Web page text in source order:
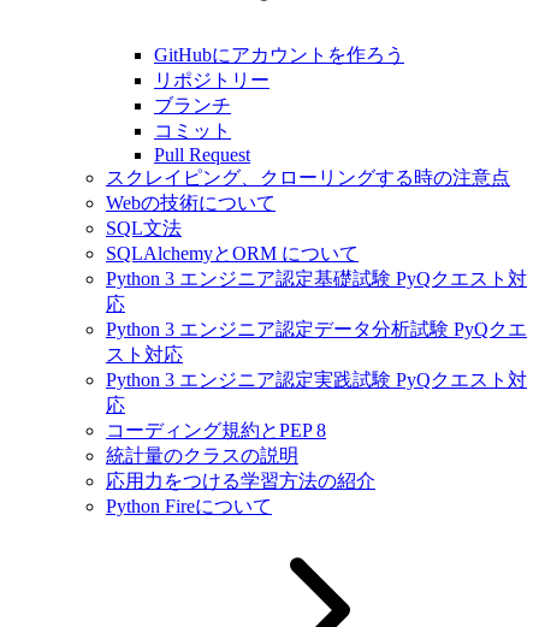
GitHubにアカウントを作ろう
リポジトリー
ブランチ
コミット
Pull Request
スクレイピング、クローリングする時の注意点
Webの技術について
SQL文法
SQLAlchemyとORM について
Python 3 エンジニア認定基礎試験 PyQクエスト対
応
Python 3 エンジニア認定データ分析試験 PyQクエ
スト対応
Python 3 エンジニア認定実践試験 PyQクエスト対
応
コーディング規約とPEP 8
統計量のクラスの説明
応用力をつける学習方法の紹介
Python Fireについて